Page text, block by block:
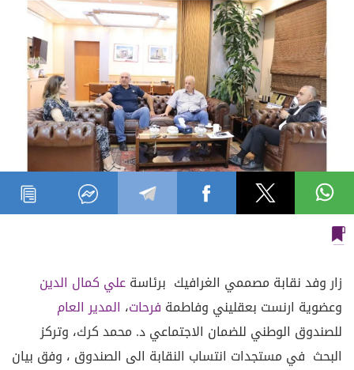
زار وفد نقابة مصممي الغرافيك برئاسةعلي كمال الدين
وعضوية ارنست بعقليني وفاطمة فرحات، المدير العام
للصندوق الوطني للضمان الاجتماعي د. محمد كرك، وتركز
البحث في مستجدات انتساب النقابة الى الصندوق ، وفق بيان